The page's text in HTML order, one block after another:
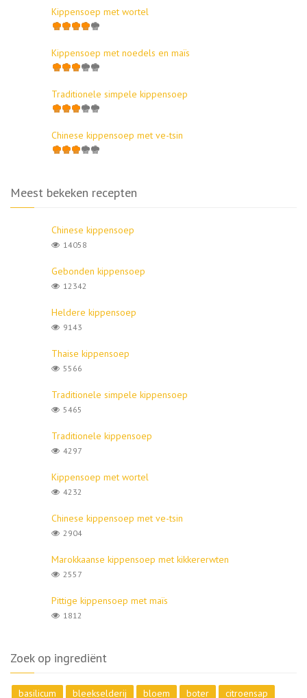
Kippensoep met wortel
Kippensoep met noedels en maïs
Traditionele simpele kippensoep
Chinese kippensoep met ve-tsin
Meest bekeken recepten
Chinese kippensoep
14058
Gebonden kippensoep
12342
Heldere kippensoep
9143
Thaise kippensoep
5566
Traditionele simpele kippensoep
5465
Traditionele kippensoep
4297
Kippensoep met wortel
4232
Chinese kippensoep met ve-tsin
2904
Marokkaanse kippensoep met kikkererwten
2557
Pittige kippensoep met maïs
1812
Zoek op ingrediënt
basilicum bleekselderij bloem boter citroensap